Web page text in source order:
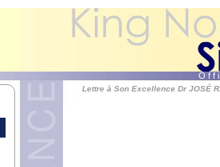
O f f
Lettre à Son Excellence Dr JOSÉ